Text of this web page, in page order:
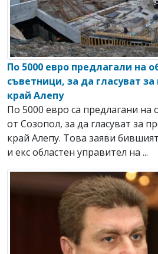
По 5000 евро предлагали на
съветници, за да гласуват
край Алепу
По 5000 евро са предлагани
от Созопол, за да гласуват за
край Алепу. Това заяви
и екс областен управител на ...